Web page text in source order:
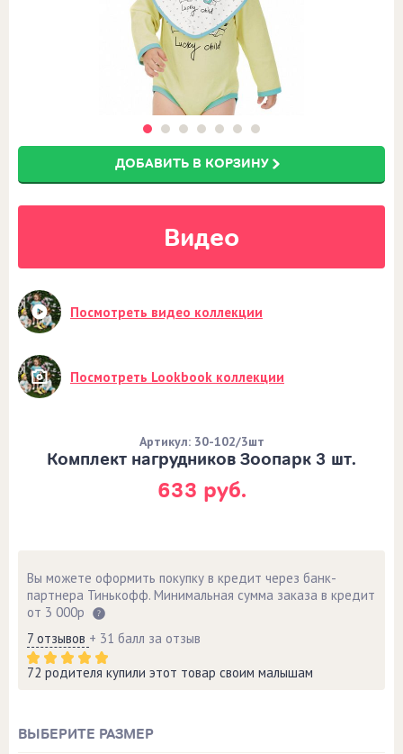
ДОБАВИТЬ В КОРЗИНУ
Видео
Посмотреть видео коллекции
Посмотреть Lookbook коллекции
633 руб.
Комплект нагрудников Зоопарк 3 шт.
Артикул: 30-102/3шт
Вы можете оформить покупку в кредит через банк-
партнера Тинькофф. Минимальная сумма заказа в кредит
от 3 000р
7 отзывов + 31 балл за отзыв
72 родителя купили этот товар своим малышам
ВЫБЕРИТЕ РАЗМЕР